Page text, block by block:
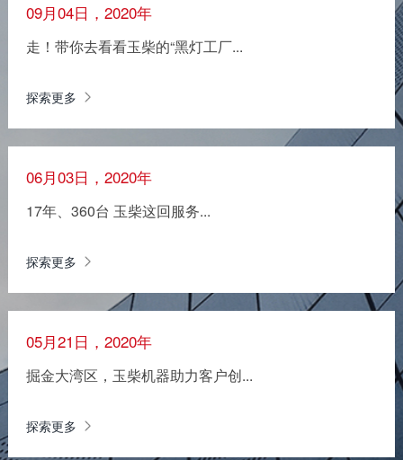
09月04日，2020年
走！带你去看看玉柴的“黑灯工厂...
探索更多
06月03日，2020年
17年、360台 玉柴这回服务...
探索更多
05月21日，2020年
掘金大湾区，玉柴机器助力客户创...
探索更多